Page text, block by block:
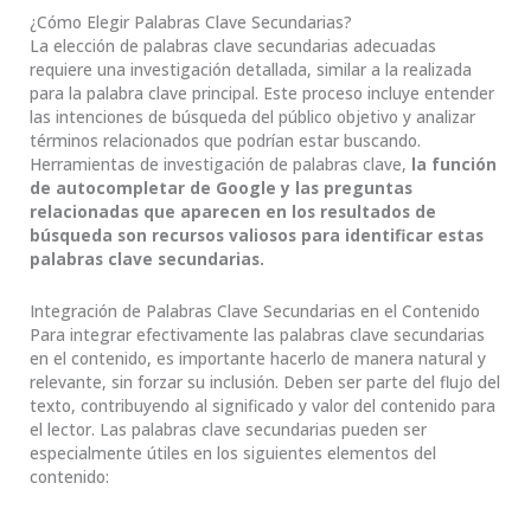
¿Cómo Elegir Palabras Clave Secundarias?
La elección de palabras clave secundarias adecuadas
requiere una investigación detallada, similar a la realizada
para la palabra clave principal. Este proceso incluye entender
las intenciones de búsqueda del público objetivo y analizar
términos relacionados que podrían estar buscando.
Herramientas de investigación de palabras clave, la función
de autocompletar de Google y las preguntas
relacionadas que aparecen en los resultados de
búsqueda son recursos valiosos para identificar estas
palabras clave secundarias.
Integración de Palabras Clave Secundarias en el Contenido
Para integrar efectivamente las palabras clave secundarias
en el contenido, es importante hacerlo de manera natural y
relevante, sin forzar su inclusión. Deben ser parte del flujo del
texto, contribuyendo al significado y valor del contenido para
el lector. Las palabras clave secundarias pueden ser
especialmente útiles en los siguientes elementos del
contenido: